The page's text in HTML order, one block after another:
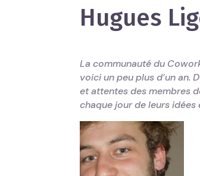
Hugues
La communauté du
voici un peu plus d’un an.
et attentes des membres
chaque jour de leurs